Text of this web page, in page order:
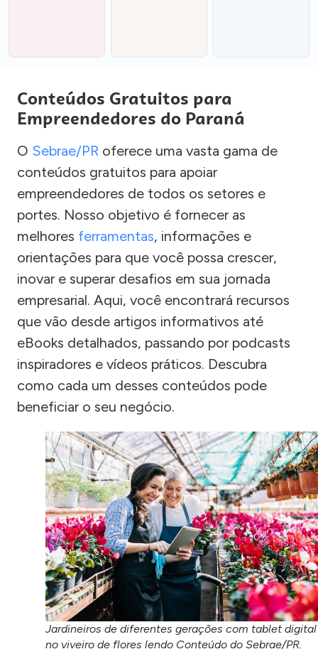
Conteúdos Gratuitos para
Empreendedores do Paraná
O Sebrae/PR oferece uma vasta gama de
conteúdos gratuitos para apoiar
empreendedores de todos os setores e
portes. Nosso objetivo é fornecer as
melhores ferramentas, informações e
orientações para que você possa crescer,
inovar e superar desafios em sua jornada
empresarial. Aqui, você encontrará recursos
que vão desde artigos informativos até
eBooks detalhados, passando por podcasts
inspiradores e vídeos práticos. Descubra
como cada um desses conteúdos pode
beneficiar o seu negócio.
Jardineiros de diferentes gerações com tablet digital
no viveiro de flores lendo Conteúdo do Sebrae/PR.